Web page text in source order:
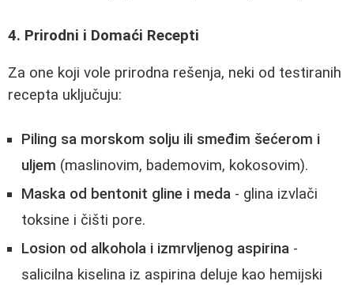
4. Prirodni i Domaći Recepti
Za one koji vole prirodna rešenja, neki od testiranih
recepta uključuju:
Piling sa morskom solju ili smeđim šećerom i
uljem (maslinovim, bademovim, kokosovim).
Maska od bentonit gline i meda - glina izvlači
toksine i čišti pore.
Losion od alkohola i izmrvljenog aspirina -
salicilna kiselina iz aspirina deluje kao hemijski